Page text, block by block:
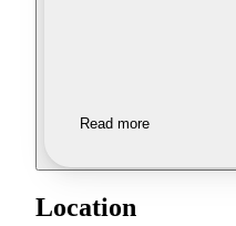
Read more
Location